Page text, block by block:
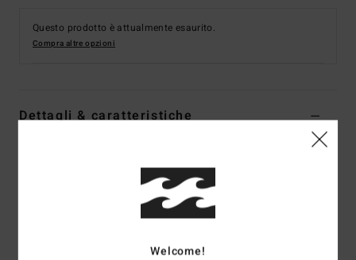
Questo prodotto è attualmente esaurito.
Compra altre opzioni
Dettagli & caratteristiche
Codice colore
Cruisin West collection
Welcome!